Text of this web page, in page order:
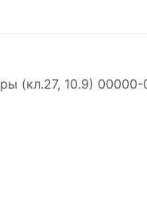
(кл.27, 10.9)